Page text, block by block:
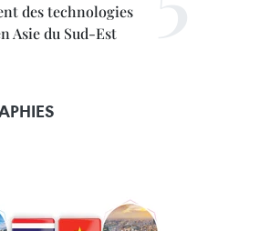
des technologies
Asie du Sud-Est